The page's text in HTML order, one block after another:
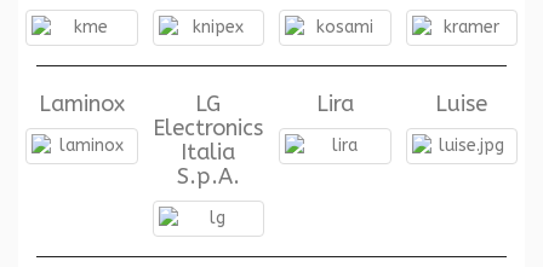
Laminox
LG
Electronics
Italia
S.p.A.
Lira Luise